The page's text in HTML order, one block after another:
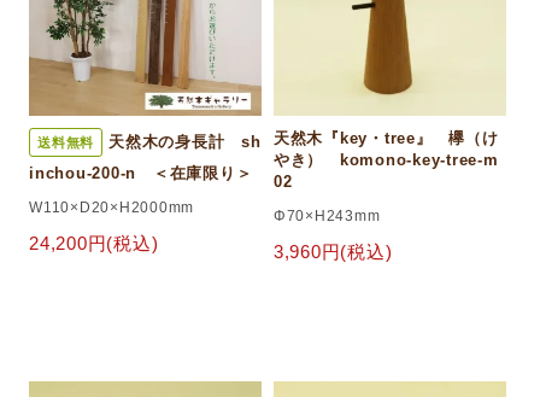
送料無料
天然木の身長計 sh
inchou-200-n ＜在庫限り＞
W110×D20×H2000mm
24,200円(税込)
天然木『key・tree』 欅（け
やき） komono-key-tree-m
02
Φ70×H243mm
3,960円(税込)